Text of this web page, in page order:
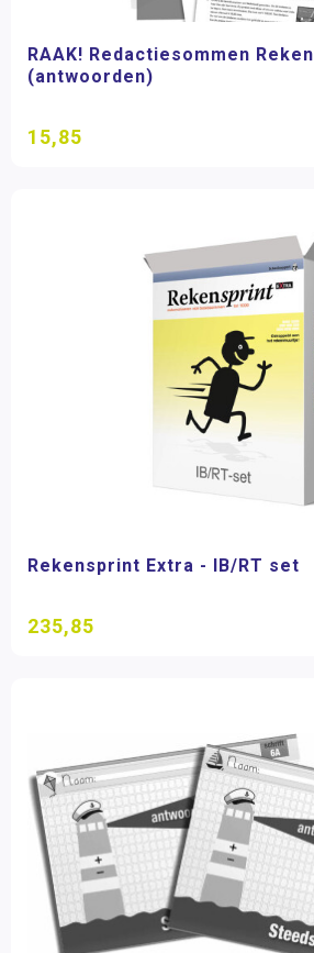
RAAK! Redactiesommen
(antwoorden)
15,85
Rekensprint Extra - IB/RT set
235,85